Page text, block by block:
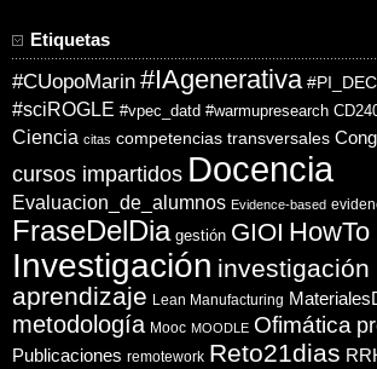
Etiquetas
#CUopoMarin #IAgenerativa
#sciROGLE #vpec_datd #warmupresearch
Ciencia citas competencias transversales
cursos impartidos Docencia
Evaluacion_de_alumnos Evidence-based
FraseDelDia gestión GIOI HowTo
Investigación investigación
aprendizaje Lean Manufacturing
metodología Mooc MOODLE Ofimática
Publicaciones remotework Reto21dias